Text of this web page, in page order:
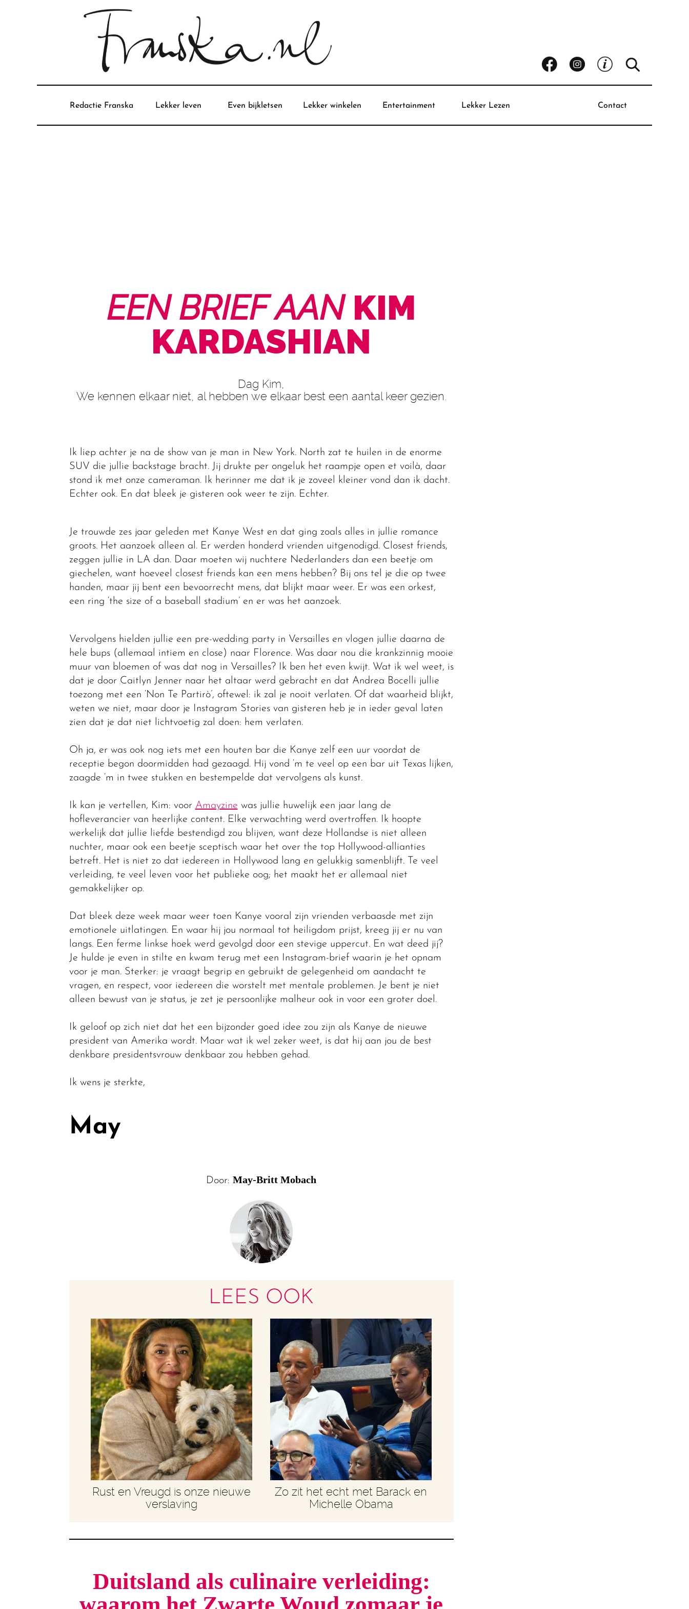
Redactie Franska Lekker leven Even bijkletsen Lekker winkelen Entertainment Lekker Lezen Contact
EEN BRIEF AAN KIM
KARDASHIAN
Dag Kim,
We kennen elkaar niet, al hebben we elkaar best een aantal keer gezien.
Ik liep achter je na de show van je man in New York. North zat te huilen in de enorme
SUV die jullie backstage bracht. Jij drukte per ongeluk het raampje open et voilà, daar
stond ik met onze cameraman. Ik herinner me dat ik je zoveel kleiner vond dan ik dacht.
Echter ook. En dat bleek je gisteren ook weer te zijn. Echter.
Je trouwde zes jaar geleden met Kanye West en dat ging zoals alles in jullie romance
groots. Het aanzoek alleen al. Er werden honderd vrienden uitgenodigd. Closest friends,
zeggen jullie in LA dan. Daar moeten wij nuchtere Nederlanders dan een beetje om
giechelen, want hoeveel closest friends kan een mens hebben? Bij ons tel je die op twee
handen, maar jij bent een bevoorrecht mens, dat blijkt maar weer. Er was een orkest,
een ring ‘the size of a baseball stadium’ en er was het aanzoek.
Vervolgens hielden jullie een pre-wedding party in Versailles en vlogen jullie daarna de
hele bups (allemaal intiem en close) naar Florence. Was daar nou die krankzinnig mooie
muur van bloemen of was dat nog in Versailles? Ik ben het even kwijt. Wat ik wel weet, is
dat je door Caitlyn Jenner naar het altaar werd gebracht en dat Andrea Bocelli jullie
toezong met een ‘Non Te Partirò’, oftewel: ik zal je nooit verlaten. Of dat waarheid blijkt,
weten we niet, maar door je Instagram Stories van gisteren heb je in ieder geval laten
zien dat je dat niet lichtvoetig zal doen: hem verlaten.
Oh ja, er was ook nog iets met een houten bar die Kanye zelf een uur voordat de
receptie begon doormidden had gezaagd. Hij vond ‘m te veel op een bar uit Texas lijken,
zaagde ‘m in twee stukken en bestempelde dat vervolgens als kunst.
Ik kan je vertellen, Kim: voor Amayzine was jullie huwelijk een jaar lang de
hofleverancier van heerlijke content. Elke verwachting werd overtroffen. Ik hoopte
werkelijk dat jullie liefde bestendigd zou blijven, want deze Hollandse is niet alleen
nuchter, maar ook een beetje sceptisch waar het over the top Hollywood-allianties
betreft. Het is niet zo dat iedereen in Hollywood lang en gelukkig samenblijft. Te veel
verleiding, te veel leven voor het publieke oog; het maakt het er allemaal niet
gemakkelijker op.
Dat bleek deze week maar weer toen Kanye vooral zijn vrienden verbaasde met zijn
emotionele uitlatingen. En waar hij jou normaal tot heiligdom prijst, kreeg jij er nu van
langs. Een ferme linkse hoek werd gevolgd door een stevige uppercut. En wat deed jij?
Je hulde je even in stilte en kwam terug met een Instagram-brief waarin je het opnam
voor je man. Sterker: je vraagt begrip en gebruikt de gelegenheid om aandacht te
vragen, en respect, voor iedereen die worstelt met mentale problemen. Je bent je niet
alleen bewust van je status, je zet je persoonlijke malheur ook in voor een groter doel.
Ik geloof op zich niet dat het een bijzonder goed idee zou zijn als Kanye de nieuwe
president van Amerika wordt. Maar wat ik wel zeker weet, is dat hij aan jou de best
denkbare presidentsvrouw denkbaar zou hebben gehad.
Ik wens je sterkte,
May
Door: May-Britt Mobach
LEES OOK
Rust en Vreugd is onze nieuwe
verslaving
Zo zit het echt met Barack en
Michelle Obama
Duitsland als culinaire verleiding: